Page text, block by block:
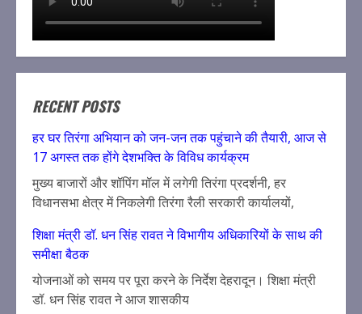
RECENT POSTS
हर घर तिरंगा अभियान को जन-जन तक पहुंचाने की तैयारी, आज से
17 अगस्त तक होंगे देशभक्ति के विविध कार्यक्रम
मुख्य बाजारों और शॉपिंग मॉल में लगेगी तिरंगा प्रदर्शनी, हर
विधानसभा क्षेत्र में निकलेगी तिरंगा रैली सरकारी कार्यालयों,
शिक्षा मंत्री डॉ. धन सिंह रावत ने विभागीय अधिकारियों के साथ की
समीक्षा बैठक
योजनाओं को समय पर पूरा करने के निर्देश देहरादून। शिक्षा मंत्री
डॉ. धन सिंह रावत ने आज शासकीय